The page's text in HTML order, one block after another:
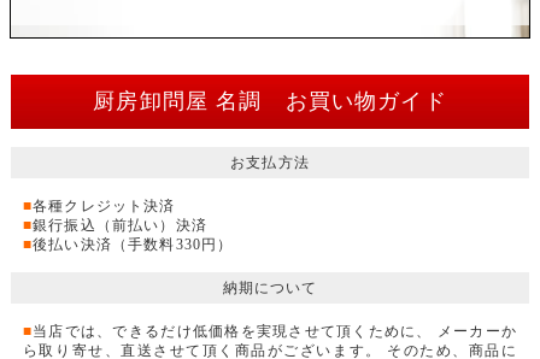
厨房卸問屋 名調 お買い物ガイド
お支払方法
■各種クレジット決済
■銀行振込（前払い）決済
■後払い決済（手数料330円）
納期について
■当店では、できるだけ低価格を実現させて頂くために、 メーカーか
ら取り寄せ、直送させて頂く商品がございます。 そのため、商品に